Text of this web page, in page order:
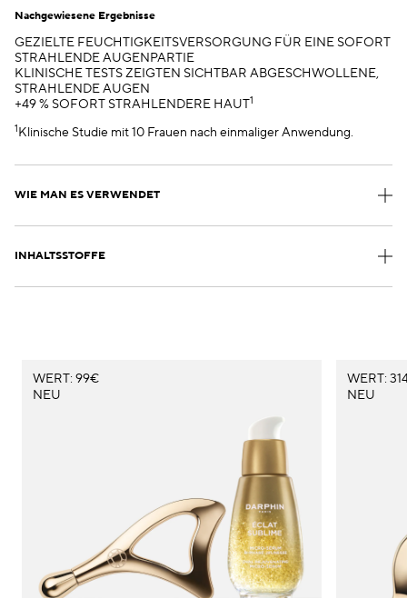
Nachgewiesene Ergebnisse
GEZIELTE FEUCHTIGKEITSVERSORGUNG FÜR EINE SOFORT
STRAHLENDE AUGENPARTIE
KLINISCHE TESTS ZEIGTEN SICHTBAR ABGESCHWOLLENE,
STRAHLENDE AUGEN
+49 % SOFORT STRAHLENDERE HAUT1
1Klinische Studie mit 10 Frauen nach einmaliger Anwendung.
WIE MAN ES VERWENDET
INHALTSSTOFFE
WERT: 99€
NEU
WERT:
NEU